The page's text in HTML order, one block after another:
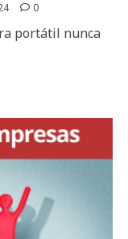
0
portátil nunca